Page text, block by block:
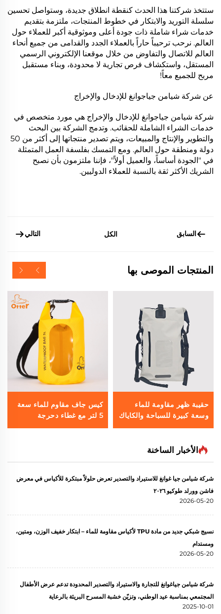
ستتخذ شركتنا هذا الحدث كنقطة انطلاق جديدة، وستواصل تحسين
سلسلة التوريد والابتكار في خطوط المنتجات، ملتزمة بتقديم
خدمات شراء شاملة ذات جودة أعلى وموثوقية أكبر للعملاء حول
العالم. نرحب ترحيباً حاراً بالعملاء الجدد والقدامى من جميع أنحاء
العالم للاتصال والتفاوض من خلال موقعنا الإلكتروني الرسمي
المستقل، واستكشاف فرص تجارية لا محدودة، وبناء مستقبل
مربح للجميع معاً!
عن شركة شيامن جياجوانغ للإدخال والإخراج
شركة شيامن جياجوانغ للإدخال والإخراج هي مورد متخصص في
خدمات الشراء الشاملة للحقائب. وتدمج الشركة بين البحث
والتطوير والإنتاج والمبيعات، ويتم تصدير منتجاتها إلى أكثر من 50
دولة ومنطقة حول العالم. ومع التمسك بفلسفة العمل المتمثلة
في "الجودة أساساً، والعميل أولاً"، فإننا ملتزمون بأن نصبح
الشريك الأكثر ثقة بالنسبة للعملاء الدوليين.
السابق الكل التالي
المنتجات الموصى بها
حقيبة ظهر مقاومة للماء
وسعة كبيرة للسباحة والكاياك
والمشي لمسافات طويلة
كيس جاف مقاوم للماء سعة
5 لتر مع غطاء دحرجة
الأخبار الساخنة
شركة شيامن جيا غوانغ للاستيراد والتصدير تعرض حلولاً مبتكرة للأكياس في معرض
فاشن وورلد طوكيو ٢٠٢٦
2026-05-20
نسيج شبكي جديد من مادة TPU لأكياس مقاومة للماء – ابتكار خفيف الوزن، ومتين،
ومستدام
2026-05-20
شركة شيامن جياغوانغ للتجارة والاستيراد والتصدير المحدودة تدعم عرض الأطفال
المجتمعي بمناسبة عيد الوطني، وتزيّن خشبة المسرح البريئة بالرعاية
2025-10-01